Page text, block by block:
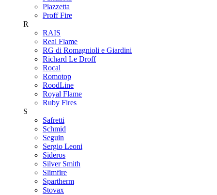
Piazzetta
Proff Fire
R
RAIS
Real Flame
RG di Romagnioli e Giardini
Richard Le Droff
Rocal
Romotop
RoodLine
Royal Flame
Ruby Fires
S
Safretti
Schmid
Seguin
Sergio Leoni
Sideros
Silver Smith
Slimfire
Spartherm
Stovax